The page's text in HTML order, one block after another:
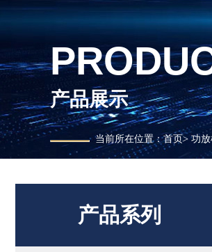
产品展示
当前所在位置：首页>功
产品系列